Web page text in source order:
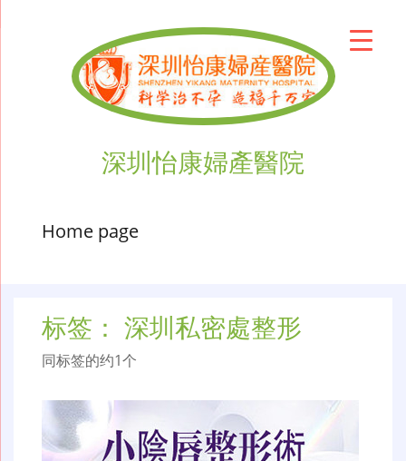
深圳怡康婦產醫院
Home page
标签： 深圳私密處整形
同标签的约1个